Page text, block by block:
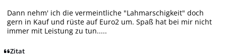
Dann nehm' ich die vermeintliche "Lahmarschigkeit" doch
gern in Kauf und rüste auf Euro2 um. Spaß hat bei mir nicht
immer mit Leistung zu tun.....
Zitat